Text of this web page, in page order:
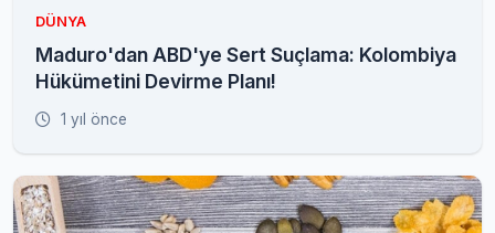
DÜNYA
Maduro'dan ABD'ye Sert Suçlama: Kolombiya
Hükümetini Devirme Planı!
1 yıl önce